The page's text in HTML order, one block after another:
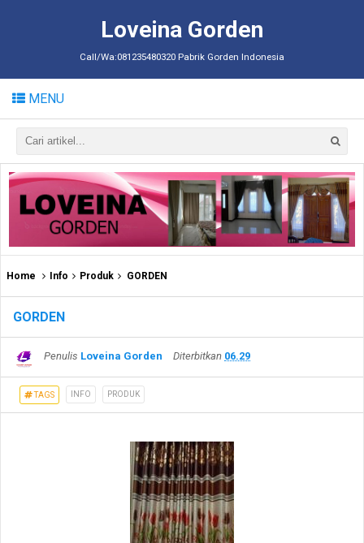
Loveina Gorden
Call/Wa:081235480320 Pabrik Gorden Indonesia
MENU
Home Info Produk GORDEN
GORDEN
Penulis Loveina Gorden Diterbitkan 06.29
TAGS INFO PRODUK